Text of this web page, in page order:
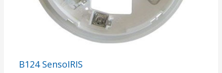
B124 SensoIRIS